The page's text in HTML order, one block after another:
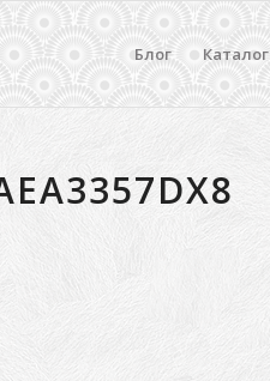
Блог Каталог